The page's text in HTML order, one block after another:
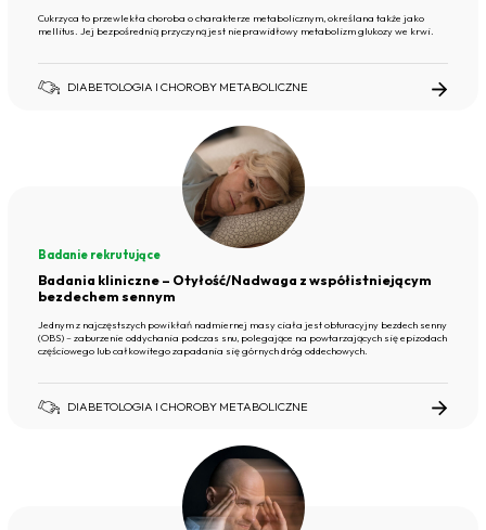
Cukrzyca to przewlekła choroba o charakterze metabolicznym, określana także jako
mellitus. Jej bezpośrednią przyczyną jest nieprawidłowy metabolizm glukozy we krwi.
DIABETOLOGIA I CHOROBY METABOLICZNE
Badanie rekrutujące
Badania kliniczne – Otyłość/Nadwaga z współistniejącym
bezdechem sennym
Jednym z najczęstszych powikłań nadmiernej masy ciała jest obturacyjny bezdech senny
(OBS) – zaburzenie oddychania podczas snu, polegające na powtarzających się epizodach
częściowego lub całkowitego zapadania się górnych dróg oddechowych.
DIABETOLOGIA I CHOROBY METABOLICZNE